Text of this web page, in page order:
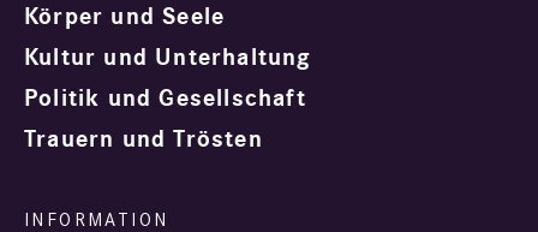
Körper und Seele
Kultur und Unterhaltung
Politik und Gesellschaft
Trauern und Trösten